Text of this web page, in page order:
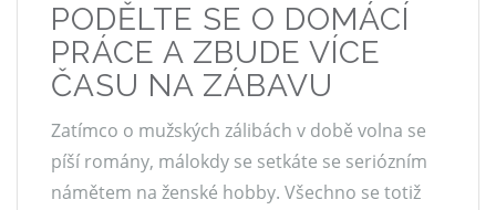
PODĚLTE SE O DOMÁCÍ
PRÁCE A ZBUDE VÍCE
ČASU NA ZÁBAVU
Zatímco o mužských zálibách v době volna se
píší romány, málokdy se setkáte se seriózním
námětem na ženské hobby. Všechno se totiž